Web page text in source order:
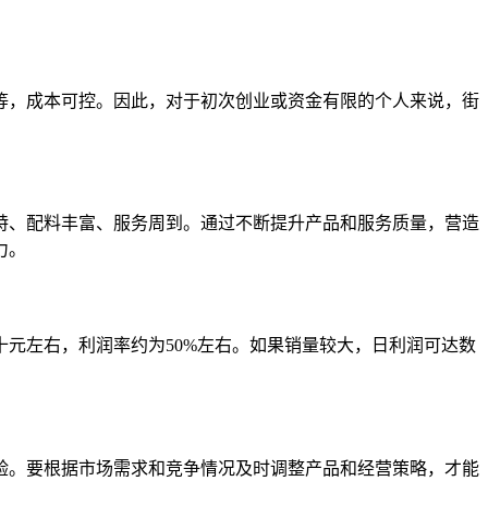
成本可控。因此，对于初次创业或资金有限的个人来说，街
配料丰富、服务周到。通过不断提升产品和服务质量，营造
左右，利润率约为50%左右。如果销量较大，日利润可达数
要根据市场需求和竞争情况及时调整产品和经营策略，才能